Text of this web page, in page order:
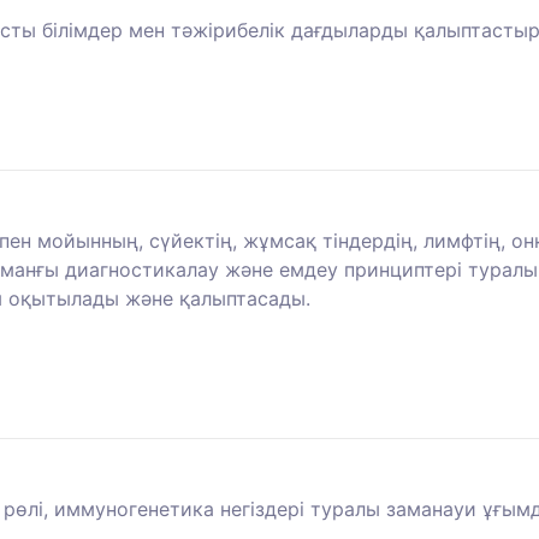
білімдер мен тәжірибелік дағдыларды
мойынның, сүйектің, жұмсақ тіндердің, лимфтің,
диагностикалау және емдеу принциптері
оқытылады және қалыптасады.
иммуногенетика негіздері туралы заманауи